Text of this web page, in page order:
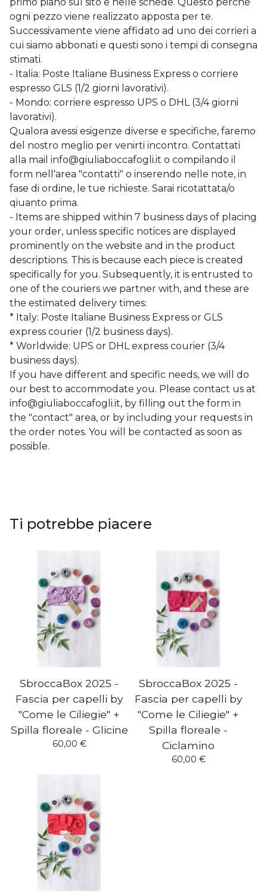
ogni pezzo viene realizzato apposta per te.
Successivamente viene affidato ad uno dei corrieri a
cui siamo abbonati e questi sono i tempi di consegna
stimati.
- Italia: Poste Italiane Business Express o corriere
espresso GLS (1/2 giorni lavorativi).
- Mondo: corriere espresso UPS o DHL (3/4 giorni
lavorativi).
Qualora avessi esigenze diverse e specifiche, faremo
del nostro meglio per venirti incontro. Contattati
alla mail info@giuliaboccafogli.it o compilando il
form nell'area "contatti" o inserendo nelle note, in
fase di ordine, le tue richieste. Sarai ricotattata/o
qiuanto prima.
- Items are shipped within 7 business days of placing
your order, unless specific notices are displayed
prominently on the website and in the product
descriptions. This is because each piece is created
specifically for you. Subsequently, it is entrusted to
one of the couriers we partner with, and these are
the estimated delivery times:
* Italy: Poste Italiane Business Express or GLS
express courier (1/2 business days).
* Worldwide: UPS or DHL express courier (3/4
business days).
If you have different and specific needs, we will do
our best to accommodate you. Please contact us at
info@giuliaboccafogli.it, by filling out the form in
the "contact" area, or by including your requests in
the order notes. You will be contacted as soon as
possible.
Ti potrebbe piacere
SbroccaBox 2025 -
Fascia per capelli by
"Come le Ciliegie" +
Spilla floreale - Glicine
60,00 €
SbroccaBox 2025 -
Fascia per capelli by
"Come le Ciliegie" +
Spilla floreale -
Ciclamino
60,00 €